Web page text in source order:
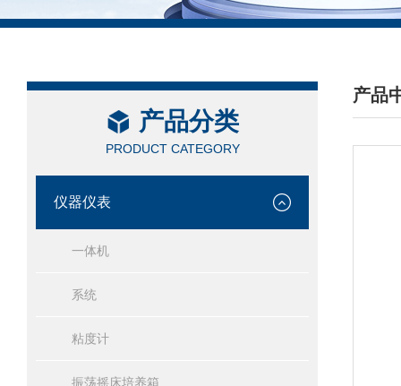
产品分类
PRODUCT CATEGORY
仪器仪表
一体机
系统
粘度计
振荡摇床培养箱
产品
/